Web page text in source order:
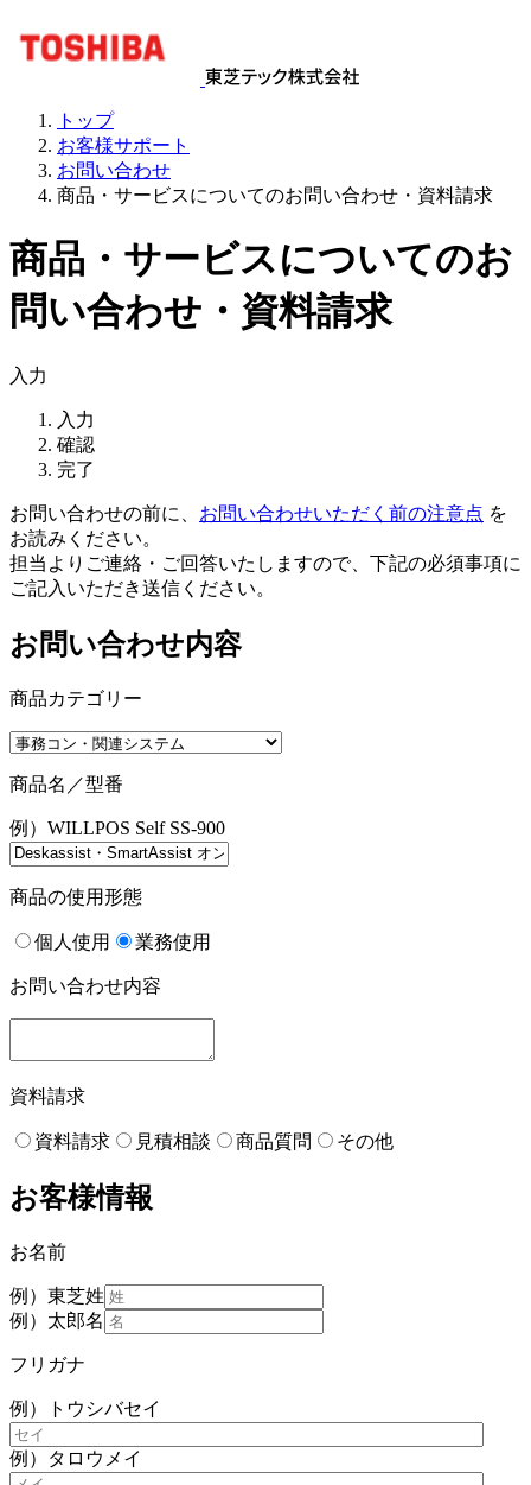
トップ
お客様サポート
お問い合わせ
商品・サービスについてのお問い合わせ・資料請求
商品・サービスについてのお
問い合わせ・資料請求
入力
入力
確認
完了
お問い合わせの前に、 お問い合わせいただく前の注意点 を
お読みください。
担当よりご連絡・ご回答いたしますので、下記の必須事項に
ご記入いただき送信ください。
お問い合わせ内容
商品カテゴリー
商品名／型番
例）WILLPOS Self SS-900
商品の使用形態
個人使用 業務使用
お問い合わせ内容
資料請求
資料請求 見積相談 商品質問 その他
お客様情報
お名前
例）東芝姓
例）太郎名
フリガナ
例）トウシバセイ
例）タロウ メイ